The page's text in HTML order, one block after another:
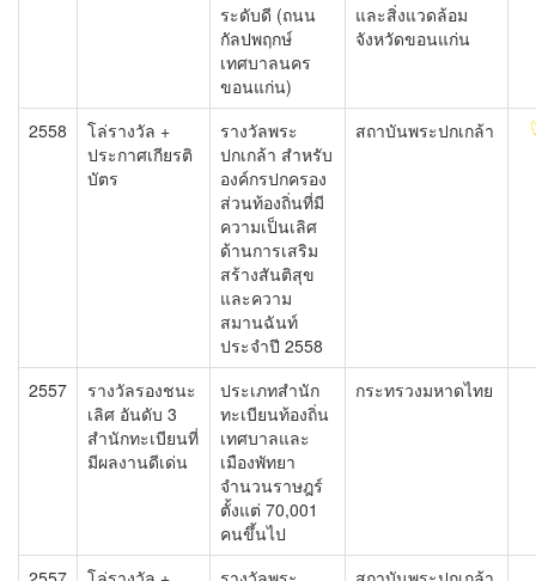
ระดับดี (ถนน
กัลปพฤกษ์
เทศบาลนคร
ขอนแก่น)
และสิ่งแวดล้อม
จังหวัดขอนแก่น
2558
โล่รางวัล +
ประกาศเกียรติ
บัตร
รางวัลพระ
ปกเกล้า สำหรับ
องค์กรปกครอง
ส่วนท้องถิ่นที่มี
ความเป็นเลิศ
ด้านการเสริม
สร้างสันติสุข
และความ
สมานฉันท์
ประจำปี 2558
สถาบันพระปกเกล้า
2557
รางวัลรองชนะ
เลิศ อันดับ 3
สำนักทะเบียนที่
มีผลงานดีเด่น
ประเภทสำนัก
ทะเบียนท้องถิ่น
เทศบาลและ
เมืองพัทยา
จำนวนราษฎร์
ตั้งแต่ 70,001
คนขึ้นไป
กระทรวงมหาดไทย